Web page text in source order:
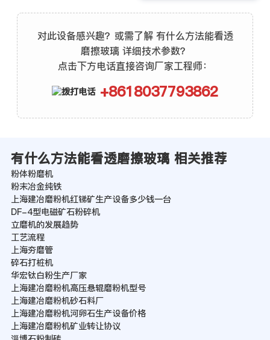
对此设备感兴趣？或需了解 有什么方法能看透
磨擦玻璃 详细技术参数？
点击下方电话直接咨询厂家工程师：
+8618037793862
有什么方法能看透磨擦玻璃 相关推荐
粉体粉磨机
粉末冶金纯铁
上海建冶磨粉机红锑矿生产设备多少钱一台
DF-4型电磁矿石粉碎机
立磨机的发展趋势
工艺流程
上海夯磨管
碎石打桩机
华宏钛白粉生产厂家
上海建冶磨粉机高压悬辊磨粉机型号
上海建冶磨粉机砂石料厂
上海建冶磨粉机河卵石生产设备价格
上海建冶磨粉机矿业转让协议